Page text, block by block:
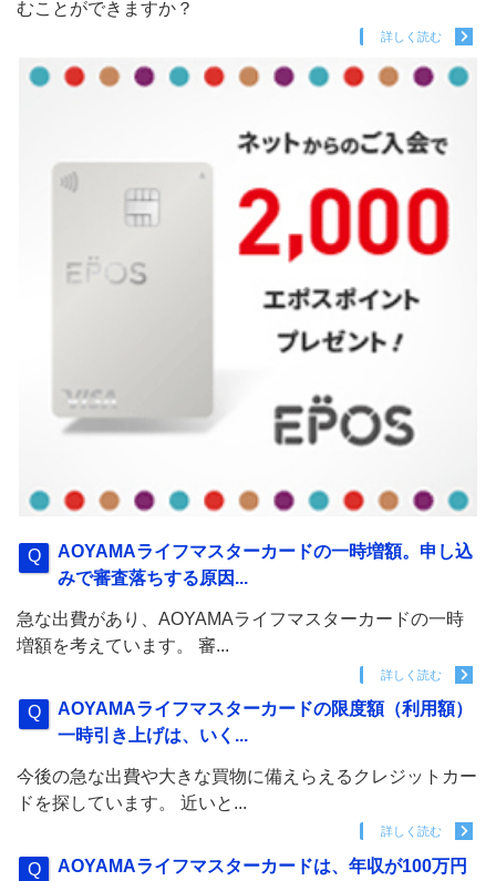
むことができますか？
詳しく読む
AOYAMAライフマスターカードの一時増額。申し込
みで審査落ちする原因...
急な出費があり、AOYAMAライフマスターカードの一時
増額を考えています。 審...
詳しく読む
AOYAMAライフマスターカードの限度額（利用額）
一時引き上げは、いく...
今後の急な出費や大きな買物に備えらえるクレジットカー
ドを探しています。 近いと...
詳しく読む
AOYAMAライフマスターカードは、年収が100万円